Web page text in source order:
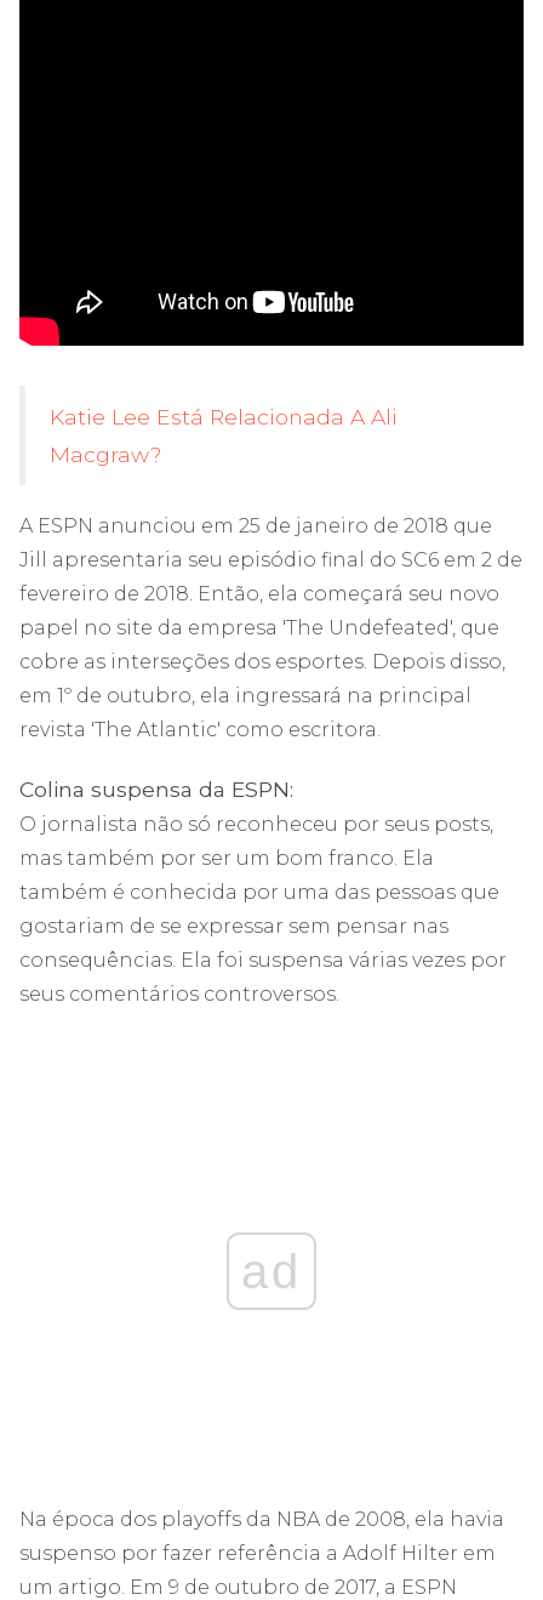
Katie Lee Está Relacionada A Ali
Macgraw?
A ESPN anunciou em 25 de janeiro de 2018 que
Jill apresentaria seu episódio final do SC6 em 2 de
fevereiro de 2018. Então, ela começará seu novo
papel no site da empresa 'The Undefeated', que
cobre as interseções dos esportes. Depois disso,
em 1º de outubro, ela ingressará na principal
revista 'The Atlantic' como escritora.
Colina suspensa da ESPN:
O jornalista não só reconheceu por seus posts,
mas também por ser um bom franco. Ela
também é conhecida por uma das pessoas que
gostariam de se expressar sem pensar nas
consequências. Ela foi suspensa várias vezes por
seus comentários controversos.
ad
Na época dos playoffs da NBA de 2008, ela havia
suspenso por fazer referência a Adolf Hilter em
um artigo. Em 9 de outubro de 2017, a ESPN